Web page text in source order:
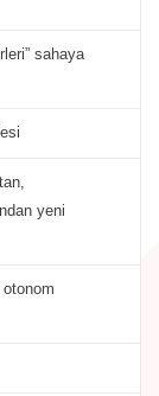
sahaya
yeni
otonom